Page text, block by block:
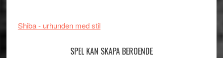
Shiba - urhunden med stil
SPEL KAN SKAPA BEROENDE